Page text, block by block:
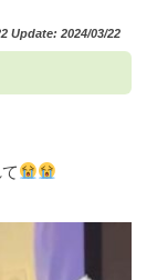
Update: 2024/03/22